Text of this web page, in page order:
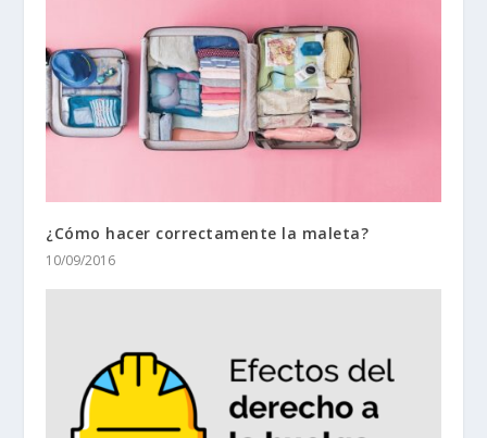
¿Cómo hacer correctamente la maleta?
10/09/2016